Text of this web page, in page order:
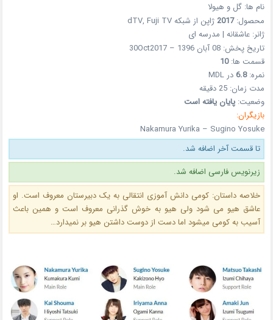
نام ها: گل و هیولا
محصول:2017ژاپن از شبکه dTV, Fuji TV
ژانر: عاشقانه | مدرسه ای
تاریخ پخش: 08 آبان 1396 – 30Oct2017
قسمت ها:10
نمره:6.8 در MDL
مدت زمان: 25 دقیقه
وضعیت:پایان یافته است
بازیگران:
Nakamura Yurika – Sugino Yosuke
تا قسمت آخر اضافه شد.
زیرنویس فارسی اضافه شد.
خلاصه داستان: کومی دانش آموزی انتقالی به یک دبیرستان معروف است. او
عاشق هیو می شود ولی هیو به خوش گذرانی معروف است و همین باعث
آسیب به کومی میشود اما دست از دوست داشتن هیو بر نمیدارد…